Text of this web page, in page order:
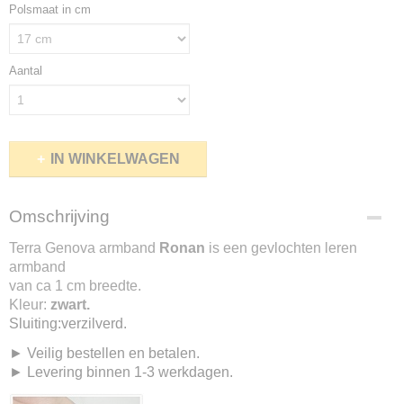
Polsmaat in cm
Aantal
IN WINKELWAGEN
Omschrijving
Terra Genova armband Ronan is een gevlochten leren
armband
van ca 1 cm breedte.
Kleur: zwart.
Sluiting:verzilverd.
► Veilig bestellen en betalen.
► Levering binnen 1-3 werkdagen.